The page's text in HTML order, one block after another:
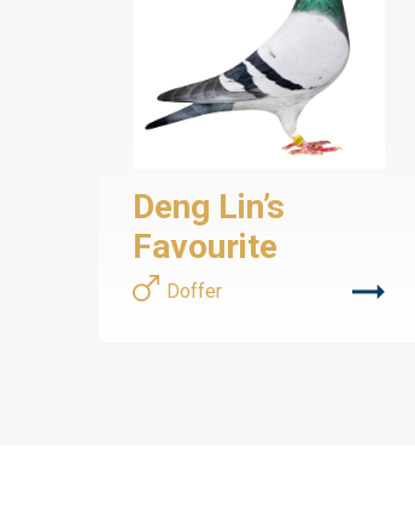
Deng Lin’s
Favourite
Doffer